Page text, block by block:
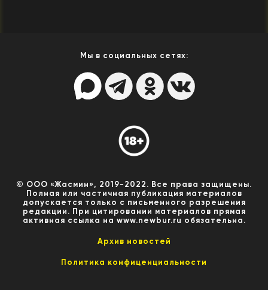
Мы в социальных сетях:
© ООО «Жасмин», 2019-2022. Все права защищены.
Полная или частичная публикация материалов
допускается только с письменного разрешения
редакции. При цитировании материалов прямая
активная ссылка на www.newbur.ru обязательна.
Архив новостей
Политика конфиценциальности